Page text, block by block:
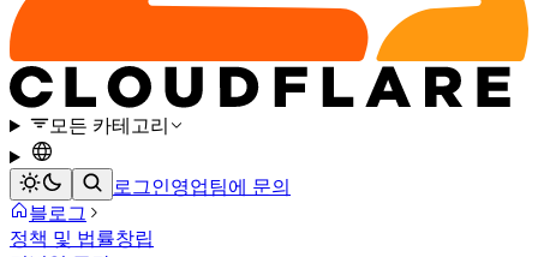
모든 카테고리
로그인영업팀에 문의
블로그
정책 및 법률창립